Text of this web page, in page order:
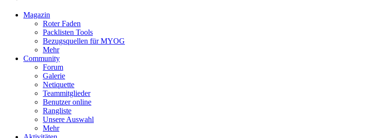
Magazin
Roter Faden
Packlisten Tools
Bezugsquellen für MYOG
Mehr
Community
Forum
Galerie
Netiquette
Teammitglieder
Benutzer online
Rangliste
Unsere Auswahl
Mehr